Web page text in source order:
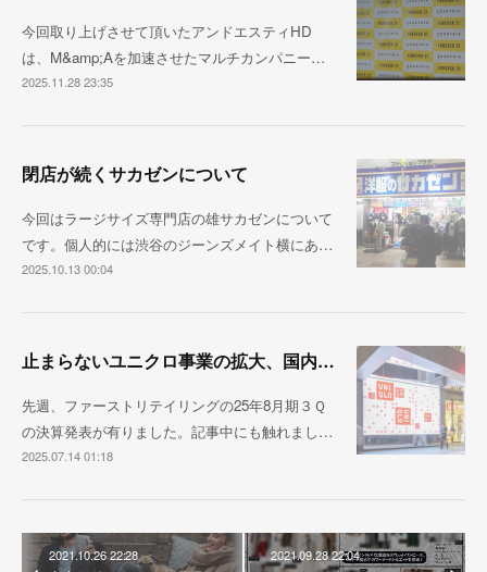
今回取り上げさせて頂いたアンドエスティHD
は、M&amp;Aを加速させたマルチカンパニー…
2025.11.28 23:35
閉店が続くサカゼンについて
今回はラージサイズ専門店の雄サカゼンについて
です。個人的には渋谷のジーンズメイト横にあ…
2025.10.13 00:04
止まらないユニクロ事業の拡大、国内売上1兆円が視野に
先週、ファーストリテイリングの25年8月期３Ｑ
の決算発表が有りました。記事中にも触れまし…
2025.07.14 01:18
2021.10.26 22:28 2021.09.28 22:04